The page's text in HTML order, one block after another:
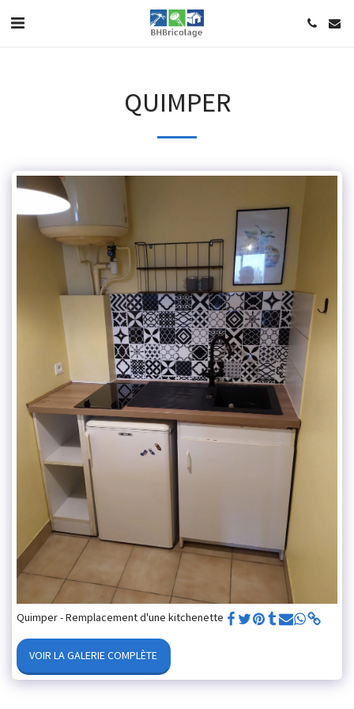
QUIMPER
Quimper - Remplacement d'une kitchenette
VOIR LA GALERIE COMPLÈTE